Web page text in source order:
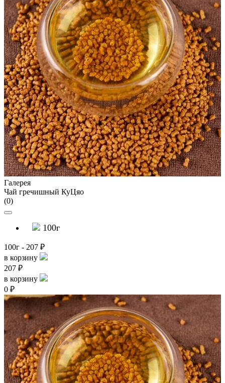
Галерея
Чай гречишный КуЦяо
(0)
100г
100г - 207 ₽
в корзину
207 ₽
в корзину
0 ₽